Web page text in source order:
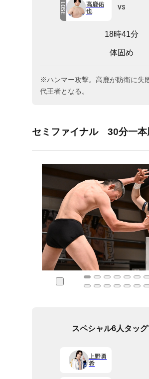
LOSE
高鹿佑
也
VS
18時41分
体固め
※ハンマー攻撃。高鹿が防衛に失
代王者となる。
セミファイナル 30分一本
スペシャル6人タッ
上野勇
希